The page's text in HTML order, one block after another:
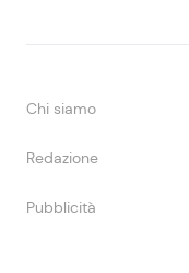
Chi siamo
Redazione
Pubblicità